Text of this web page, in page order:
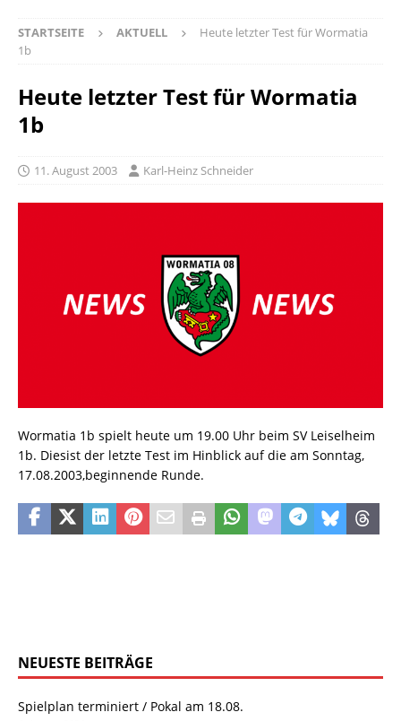
STARTSEITE AKTUELL
Heute letzter Test für Wormatia
1b
Heute letzter Test für Wormatia
1b
11. August 2003 Karl-Heinz Schneider
Wormatia 1b spielt heute um 19.00 Uhr beim SV Leiselheim
1b. Diesist der letzte Test im Hinblick auf die am Sonntag,
17.08.2003,beginnende Runde.
NEUESTE BEITRÄGE
Spielplan terminiert / Pokal am 18.08.